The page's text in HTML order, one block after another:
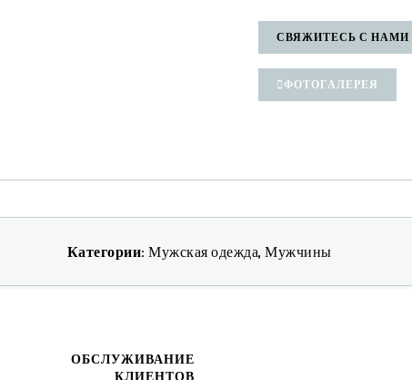
СВЯЖИТЕСЬ С НАМИ
ФОТОГАЛЕРЕЯ
Категории: Мужская одежда, Мужчины
ОБСЛУЖИВАНИЕ
КЛИЕНТОВ